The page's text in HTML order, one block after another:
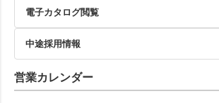
電子カタログ閲覧
中途採用情報
営業カレンダー